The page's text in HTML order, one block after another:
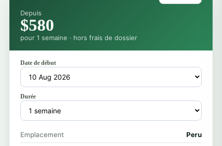
Depuis
$580
pour 1 semaine · hors frais de dossier
Date de début
Durée
Emplacement Peru